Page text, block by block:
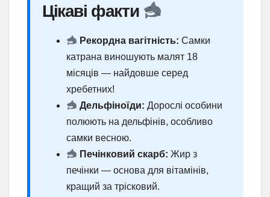
Цікаві факти
Рекордна вагітність: Самки
катрана виношують малят 18
місяців — найдовше серед
хребетних!
Дельфіноїди: Дорослі особини
полюють на дельфінів, особливо
самки весною.
Печінковий скарб: Жир з
печінки — основа для вітамінів,
кращий за трісковий.